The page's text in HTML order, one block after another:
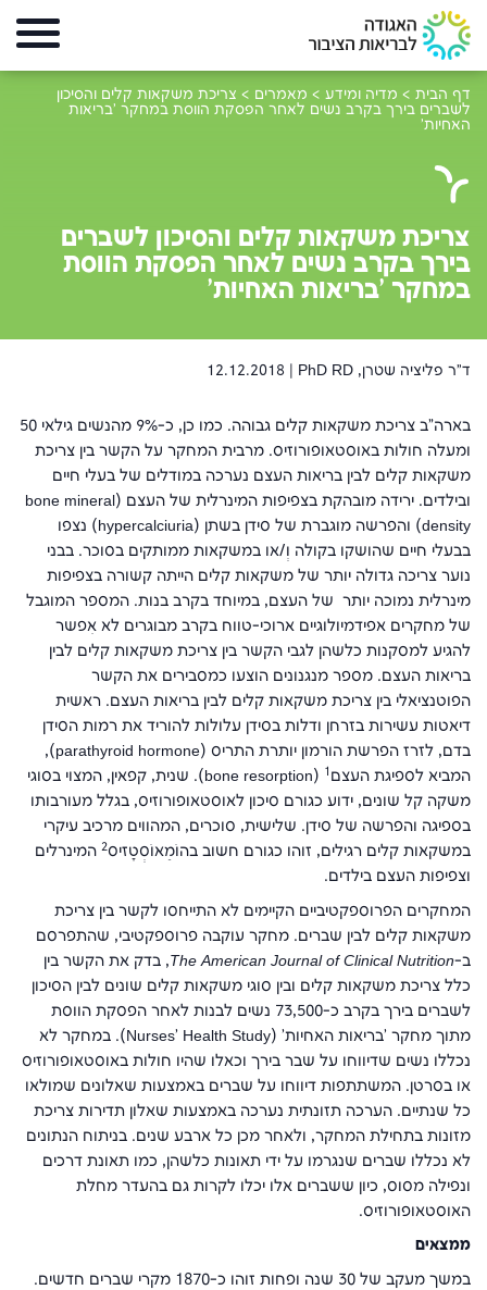
דף הבית > מדיה ומידע > מאמרים > צריכת משקאות קלים והסיכון
לשברים בירך בקרב נשים לאחר הפסקת הווסת במחקר 'בריאות
האחיות'
צריכת משקאות קלים והסיכון לשברים
בירך בקרב נשים לאחר הפסקת הווסת
במחקר 'בריאות האחיות'
ד"ר פליציה שטרן, PhD RD | 12.12.2018
בארה"ב צריכת משקאות קלים גבוהה. כמו כן, כ-9% מהנשים גילאי 50
ומעלה חולות באוסטאופורוזיס. מרבית המחקר על הקשר בין צריכת
משקאות קלים לבין בריאות העצם נערכה במודלים של בעלי חיים
ובילדים. ירידה מובהקת בצפיפות המינרלית של העצם ( bone mineral
density) והפרשה מוגברת של סידן בשתן (hypercalciuria ) נצפו
בבעלי חיים שהושקו בקולה וְ/או במשקאות ממותקים בסוכר. בבני
נוער צריכה גדולה יותר של משקאות קלים הייתה קשורה בצפיפות
מינרלית נמוכה יותר של העצם, במיוחד בקרב בנות. המספר המוגבל
של מחקרים אפידמיולוגיים ארוכי-טווח בקרב מבוגרים לא אִפשר
להגיע למסקנות כלשהן לגבי הקשר בין צריכת משקאות קלים לבין
בריאות העצם. מספר מנגנונים הוצעו כמסבירים את הקשר
הפוטנציאלי בין צריכת משקאות קלים לבין בריאות העצם. ראשית
דיאטות עשירות בזרחן ודלות בסידן עלולות להוריד את רמות הסידן
בדם, לזרז הפרשת הורמון יותרת התריס (parathyroid hormone
),
המביא לספיגת העצם 1
(
bone resorption ). שנית, קפאין, המצוי בסוגי
משקה קל שונים, ידוע כגורם סיכון לאוסטאופורוזיס, בגלל מעורבותו
בספיגה והפרשה של סידן. שלישית, סוכרים, המהווים מרכיב עיקרי
במשקאות קלים רגילים, זוהו כגורם חשוב בהוֹמֵאוֹסְטָזיס2 המינרלים
וצפיפות העצם בילדים.
המחקרים הפרוספקטיביים הקיימים לא התייחסו לקשר בין צריכת
משקאות קלים לבין שברים. מחקר עוקבה פרוספקטיבי, שהתפרסם
ב-The American Journal of Clinical Nutrition, בדק את הקשר בין
כלל צריכת משקאות קלים ובין סוגי משקאות קלים שונים לבין הסיכון
לשברים בירך בקרב כ-73,500 נשים לבנות לאחר הפסקת הווסת
מתוך מחקר 'בריאות האחיות' (Nurses' Health Study ). במחקר לא
נכללו נשים שדיווחו על שבר בירך וכאלו שהיו חולות באוסטאופורוזיס
או בסרטן. המשתתפות דיווחו על שברים באמצעות שאלונים שמולאו
כל שנתיים. הערכה תזונתית נערכה באמצעות שאלון תדירות צריכת
מזונות בתחילת המחקר, ולאחר מכן כל ארבע שנים. בניתוח הנתונים
לא נכללו שברים שנגרמו על ידי תאונות כלשהן, כמו תאונת דרכים
ונפילה מסוס, כיון ששברים אלו יכלו לקרות גם בהעדר מחלת
האוסטאופורוזיס.
ממצאים
במשך מעקב של 30 שנה ופחות זוהו כ-1870 מקרי שברים חדשים.